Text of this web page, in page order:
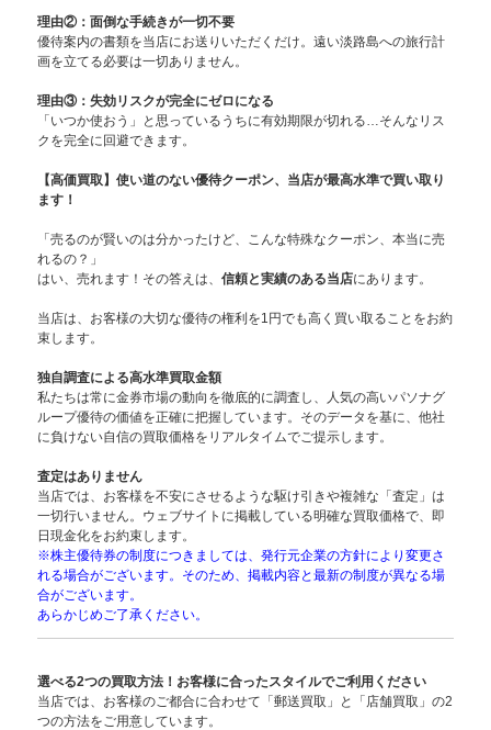
理由②：面倒な手続きが一切不要
優待案内の書類を当店にお送りいただくだけ。遠い淡路島への旅行計
画を立てる必要は一切ありません。
理由③：失効リスクが完全にゼロになる
「いつか使おう」と思っているうちに有効期限が切れる…そんなリス
クを完全に回避できます。
【高価買取】使い道のない優待クーポン、当店が最高水準で買い取り
ます！
「売るのが賢いのは分かったけど、こんな特殊なクーポン、本当に売
れるの？」
はい、売れます！その答えは、 信頼と実績のある当店にあります。
当店は、お客様の大切な優待の権利を1円でも高く買い取ることをお約
束します。
独自調査による高水準買取金額
私たちは常に金券市場の動向を徹底的に調査し、人気の高いパソナグ
ループ優待の価値を正確に把握しています。そのデータを基に、他社
に負けない自信の買取価格をリアルタイムでご提示します。
査定はありません
当店では、お客様を不安にさせるような駆け引きや複雑な「査定」は
一切行いません。ウェブサイトに掲載している明確な買取価格で、即
日現金化をお約束します。
※株主優待券の制度につきましては、発行元企業の方針により変更さ
れる場合がございます。そのため、掲載内容と最新の制度が異なる場
合がございます。
あらかじめご了承ください。
選べる2つの買取方法！お客様に合ったスタイルでご利用ください
当店では、お客様のご都合に合わせて「郵送買取」と「店舗買取」の2
つの方法をご用意しています。